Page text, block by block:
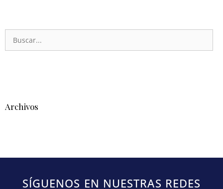
Archivos
SÍGUENOS EN NUESTRAS REDES